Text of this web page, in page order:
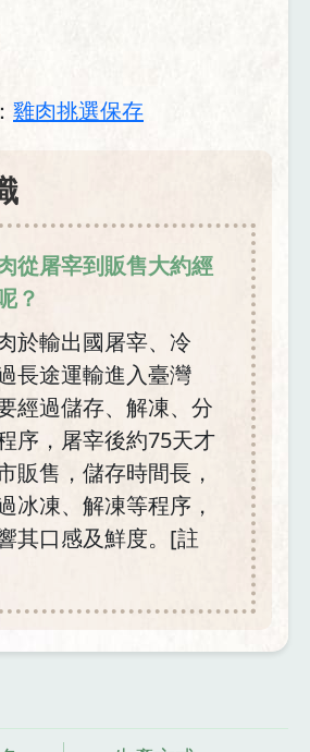
雞肉挑選保存
從屠宰到販售大約經
？
於輸出國屠宰、冷
長途運輸進入臺灣
經過儲存、解凍、分
序，屠宰後約75天才
販售，儲存時間長，
冰凍、解凍等程序，
其口感及鮮度。[註